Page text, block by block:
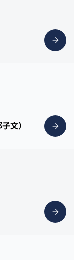
文）